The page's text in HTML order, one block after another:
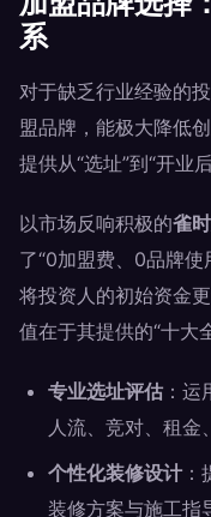
系
对于缺乏行业经验的
盟品牌，能极大降低
提供从“选址”到“开业
以市场反响积极的雀
了“0加盟费、0品牌使
将投资人的初始资金
值在于其提供的“十大
专业选址评估 ：
人流、竞对、租金
个性化装修设计
装修方案与施工指